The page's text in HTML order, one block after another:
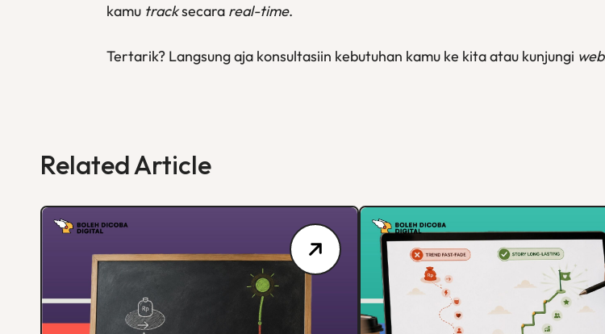
kamu tracksecara real-time.
Tertarik? Langsung aja konsultasiin kebutuhan kamu ke kita atau kunjungi
Related Article